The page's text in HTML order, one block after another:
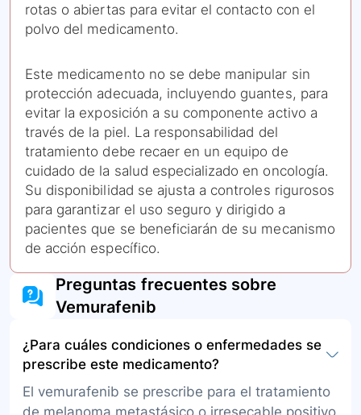
rotas o abiertas para evitar el contacto con el
polvo del medicamento.
Este medicamento no se debe manipular sin
protección adecuada, incluyendo guantes, para
evitar la exposición a su componente activo a
través de la piel. La responsabilidad del
tratamiento debe recaer en un equipo de
cuidado de la salud especializado en oncología.
Su disponibilidad se ajusta a controles rigurosos
para garantizar el uso seguro y dirigido a
pacientes que se beneficiarán de su mecanismo
de acción específico.
Preguntas frecuentes sobre
Vemurafenib
¿Para cuáles condiciones o enfermedades se
prescribe este medicamento?
El vemurafenib se prescribe para el tratamiento